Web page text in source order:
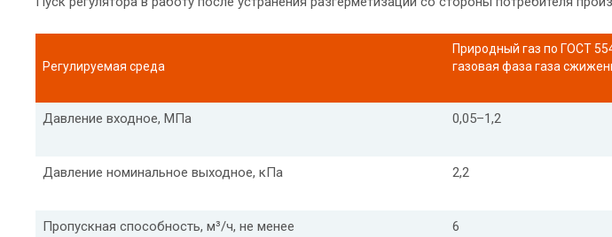
Регулируемая среда
Природный газ по ГОСТ
газовая фаза газа
Давление входное, МПа 0,05–1,2
Давление номинальное выходное, кПа 2,2
Пропускная способность, м³/ч, не менее 6